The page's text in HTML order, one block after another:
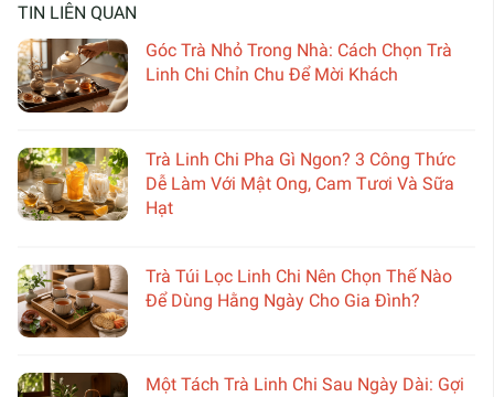
TIN LIÊN QUAN
Góc Trà Nhỏ Trong Nhà: Cách Chọn Trà
Linh Chi Chỉn Chu Để Mời Khách
Trà Linh Chi Pha Gì Ngon? 3 Công Thức
Dễ Làm Với Mật Ong, Cam Tươi Và Sữa
Hạt
Trà Túi Lọc Linh Chi Nên Chọn Thế Nào
Để Dùng Hằng Ngày Cho Gia Đình?
Một Tách Trà Linh Chi Sau Ngày Dài: Gợi